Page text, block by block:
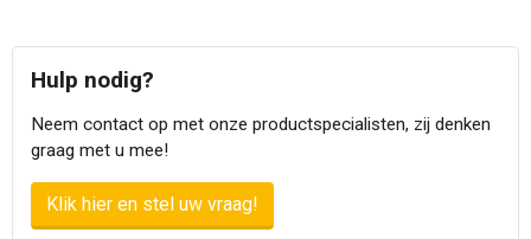
Hulp nodig?
Neem contact op met onze productspecialisten, zij denken
graag met u mee!
Klik hier en stel uw vraag!